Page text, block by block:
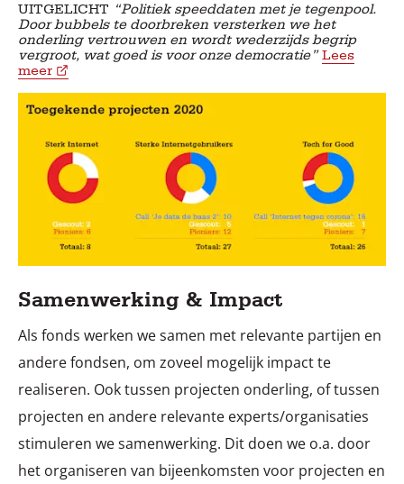
UITGELICHT “Politiek speeddaten met je tegenpool.
Door bubbels te doorbreken versterken we het
onderling vertrouwen en wordt wederzijds begrip
vergroot, wat goed is voor onze democratie”Lees
meer
Samenwerking & Impact
Als fonds werken we samen met relevante partijen en
andere fondsen, om zoveel mogelijk impact te
realiseren. Ook tussen projecten onderling, of tussen
projecten en andere relevante experts/organisaties
stimuleren we samenwerking. Dit doen we o.a. door
het organiseren van bijeenkomsten voor projecten en